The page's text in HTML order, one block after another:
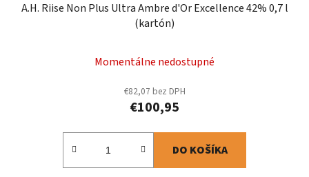
A.H. Riise Non Plus Ultra Ambre d'Or Excellence 42% 0,7 l
(kartón)
Momentálne nedostupné
€82,07 bez DPH
€100,95
DO KOŠÍKA